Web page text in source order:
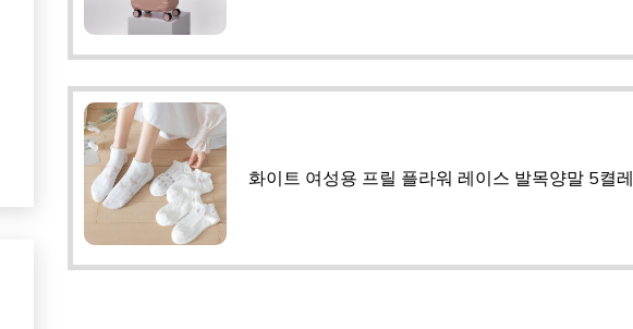
화이트 여성용 프릴 플라워 레이스 발목양말 5켤레